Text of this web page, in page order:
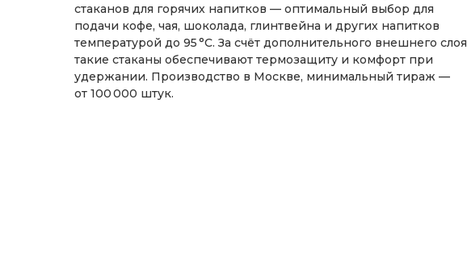
стаканов для горячих напитков — оптимальный выбор для
подачи кофе, чая, шоколада, глинтвейна и других напитков
температурой до 95 °C. За счёт дополнительного внешнего слоя
такие стаканы обеспечивают термозащиту и комфорт при
удержании. Производство в Москве, минимальный тираж —
от 100 000 штук.